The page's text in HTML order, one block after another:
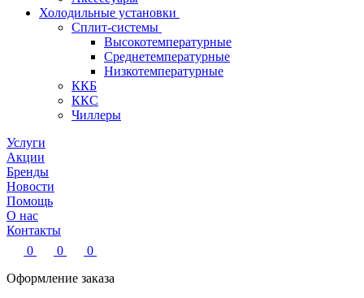
Холодильные установки
Сплит-системы
Высокотемпературные
Среднетемпературные
Низкотемпературные
ККБ
ККС
Чиллеры
Услуги
Акции
Бренды
Новости
Помощь
О нас
Контакты
0
0
0
Оформление заказа